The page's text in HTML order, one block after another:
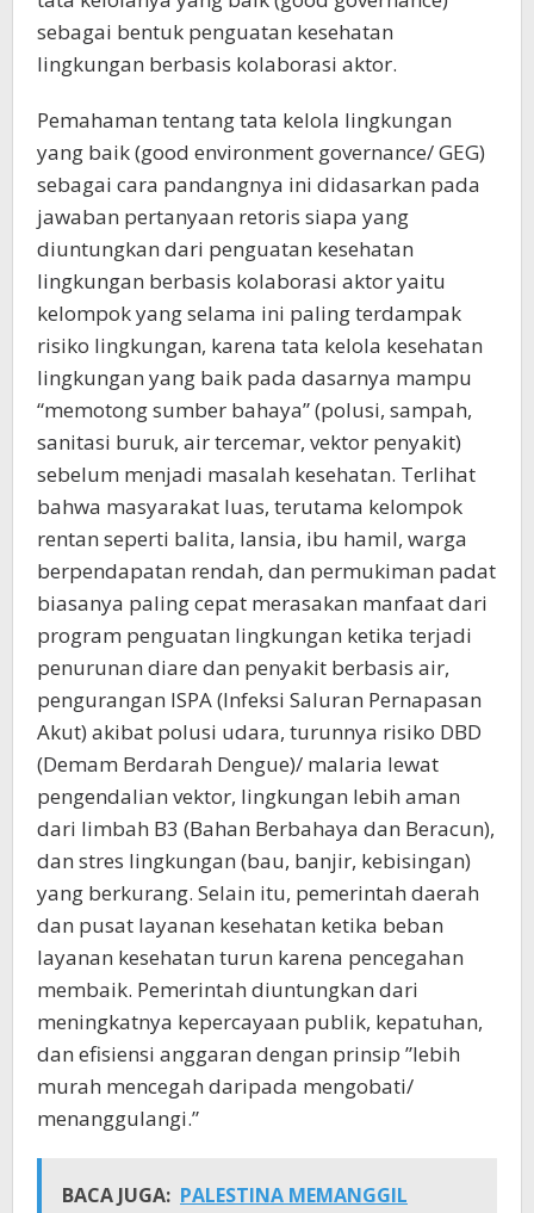
sebagai bentuk penguatan kesehatan
lingkungan berbasis kolaborasi aktor.
Pemahaman tentang tata kelola lingkungan
yang baik (good environment governance/ GEG)
sebagai cara pandangnya ini didasarkan pada
jawaban pertanyaan retoris siapa yang
diuntungkan dari penguatan kesehatan
lingkungan berbasis kolaborasi aktor yaitu
kelompok yang selama ini paling terdampak
risiko lingkungan, karena tata kelola kesehatan
lingkungan yang baik pada dasarnya mampu
“memotong sumber bahaya” (polusi, sampah,
sanitasi buruk, air tercemar, vektor penyakit)
sebelum menjadi masalah kesehatan. Terlihat
bahwa masyarakat luas, terutama kelompok
rentan seperti balita, lansia, ibu hamil, warga
berpendapatan rendah, dan permukiman padat
biasanya paling cepat merasakan manfaat dari
program penguatan lingkungan ketika terjadi
penurunan diare dan penyakit berbasis air,
pengurangan ISPA (Infeksi Saluran Pernapasan
Akut) akibat polusi udara, turunnya risiko DBD
(Demam Berdarah Dengue)/ malaria lewat
pengendalian vektor, lingkungan lebih aman
dari limbah B3 (Bahan Berbahaya dan Beracun),
dan stres lingkungan (bau, banjir, kebisingan)
yang berkurang. Selain itu, pemerintah daerah
dan pusat layanan kesehatan ketika beban
layanan kesehatan turun karena pencegahan
membaik. Pemerintah diuntungkan dari
meningkatnya kepercayaan publik, kepatuhan,
dan efisiensi anggaran dengan prinsip ”lebih
murah mencegah daripada mengobati/
menanggulangi.”
BACA JUGA: PALESTINA MEMANGGIL